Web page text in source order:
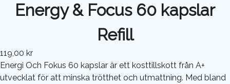
Energy & Focus 60 kapslar
Refill
119,00 kr
Energi Och Fokus 60 kapslar är ett kosttillskott från A+
utvecklat för att minska trötthet och utmattning. Med bland